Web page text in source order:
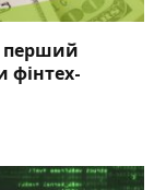
перший
фінтех-